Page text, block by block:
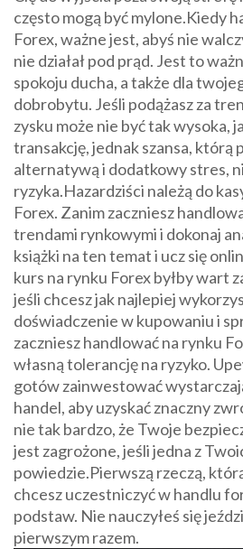
często mogą być mylone.Kiedy
Forex, ważne jest, abyś nie
nie działał pod prąd. Jest to
spokoju ducha, a także dla
dobrobytu. Jeśli podążasz za
zysku może nie być tak wysoka,
transakcję, jednak szansa, którą
alternatywą i dodatkowy stres,
ryzyka.Hazardziści należą do
Forex. Zanim zaczniesz
trendami rynkowymi i dokonaj
książki na ten temat i ucz się
kurs na rynku Forex byłby wart
jeśli chcesz jak najlepiej
doświadczenie w kupowaniu i
zaczniesz handlować na rynku
własną tolerancję na ryzyko.
gotów zainwestować
handel, aby uzyskać znaczny
nie tak bardzo, że Twoje
jest zagrożone, jeśli jedna z
powiedzie.Pierwszą rzeczą,
chcesz uczestniczyć w handlu
podstaw. Nie nauczyłeś się
pierwszym razem.